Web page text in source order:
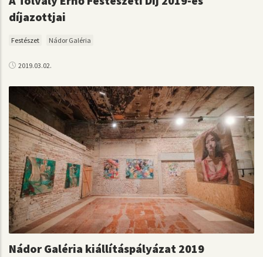
díjazottjai
Festészet Nádor Galéria
2019.03.02.
Nádor Galéria kiállításpályázat 2019